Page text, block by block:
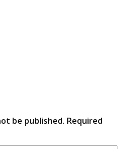
be published. Required